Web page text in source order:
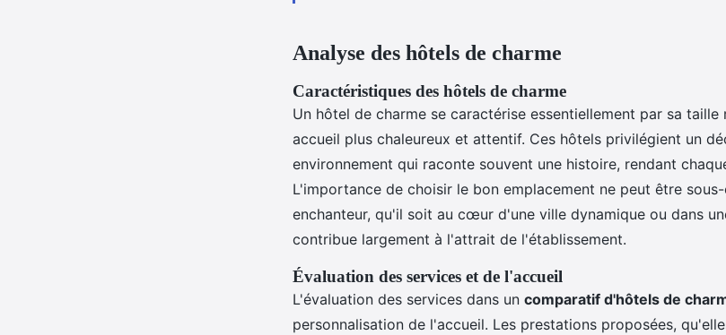
Analyse des hôtels de charme
Caractéristiques des hôtels de charme
Un hôtel de charme se caractérise essentiellement par sa
accueil plus chaleureux et attentif. Ces hôtels privilégient un
environnement qui raconte souvent une histoire, rendant
L'importance de choisir le bon emplacement ne peut être
enchanteur, qu'il soit au cœur d'une ville dynamique ou dans
contribue largement à l'attrait de l'établissement.
Évaluation des services et de l'accueil
L'évaluation des services dans un comparatif d'hôtels de
personnalisation de l'accueil. Les prestations proposées,